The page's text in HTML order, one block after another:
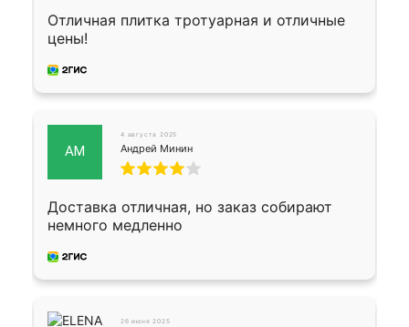
Отличная плитка тротуарная и отличные
цены!
АМ
4 августа 2025
Андрей Минин
Доставка отличная, но заказ собирают
немного медленно
26 июня 2025